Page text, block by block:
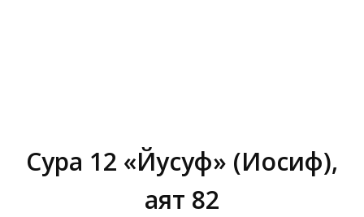
Сура 12 «Йусуф» (Иосиф),
аят 82